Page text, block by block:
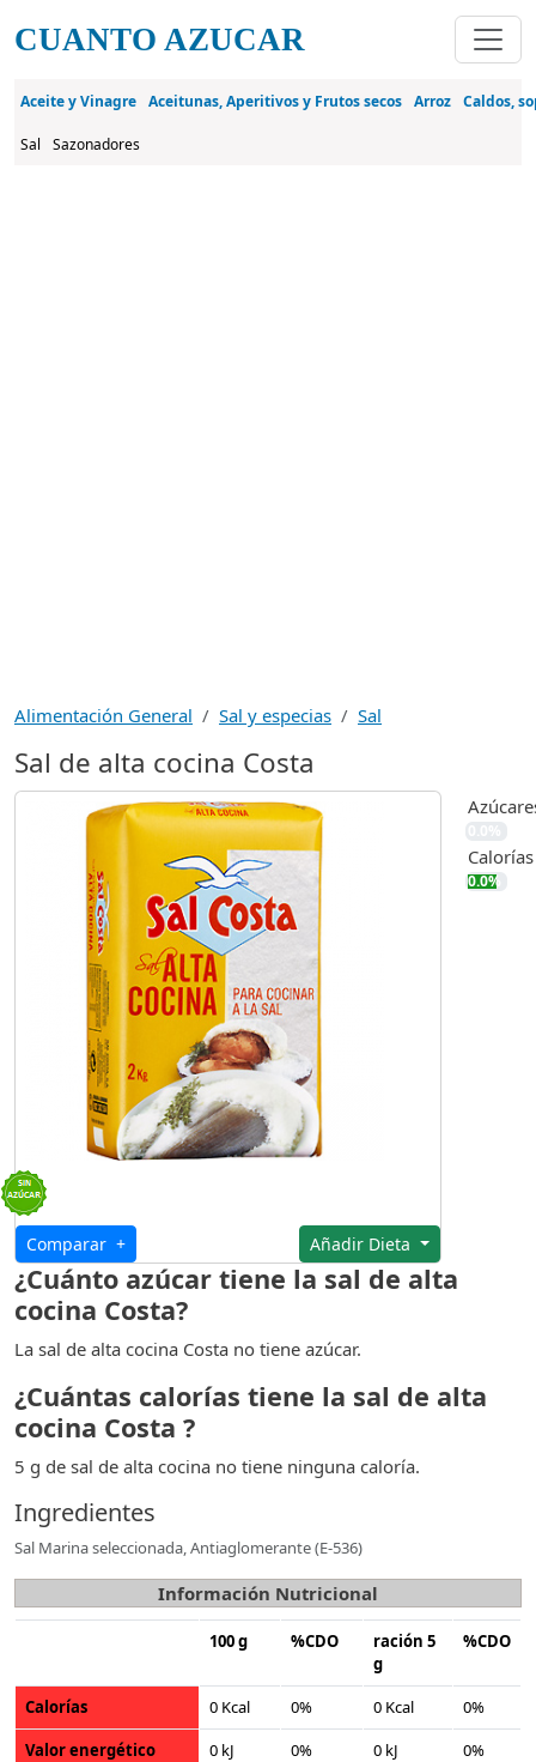
Pasar al contenido principal
CUANTO AZUCAR
Aceite y Vinagre Aceitunas, Aperitivos y Frutos secos Arroz Caldos,
Sal Sazonadores
Alimentación General Sal y especias Sal
Sal de alta cocina Costa
Comparar + Añadir Dieta
Calorías
0.0%
¿Cuánto azúcar tiene la sal de alta
cocina Costa?
La sal de alta cocina Costa no tiene azúcar.
¿Cuántas calorías tiene la sal de alta
cocina Costa ?
5 g de sal de alta cocina no tiene ninguna caloría.
Ingredientes
Sal Marina seleccionada, Antiaglomerante (E-536)
Información Nutricional
100 g %CDO
ración 5
g
%CDO
Calorías 0 Kcal 0% 0 Kcal
0%
Valor energético
0 kJ 0% 0 kJ
0%